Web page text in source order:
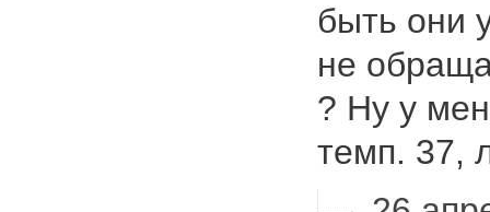
быть они
не
? Ну у
темп.